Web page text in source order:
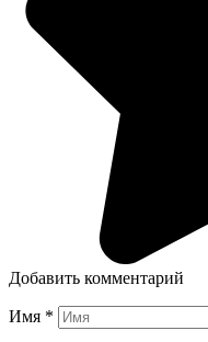
Добавить комментарий
Имя *